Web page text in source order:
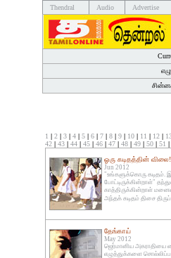
Thendral Audio Advertise
1 | 2 | 3 | 4 | 5 | 6 | 7 | 8 | 9 | 10 | 11 | 12 |
42 | 43 | 44 | 45 | 46 | 47 | 48 | 49 | 50 | 51 |
ஓரு கடிதத்தின் விலை!
Jun 2012
"உங்களுக்கொரு கடிதம்.
போட்டிருக்கின்றாள்"
காத்திருக்கின்றாள்
அந்தக் கடிதம் திசை
தேங்காய்
May 2012
ஜெர்மானிய அகராதியை
எழுத்துக்களை